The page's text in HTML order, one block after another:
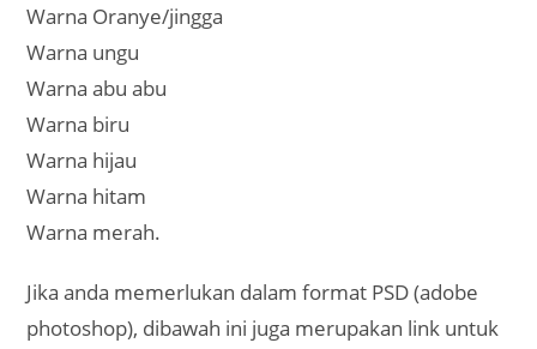
Warna Oranye/jingga
Warna ungu
Warna abu abu
Warna biru
Warna hijau
Warna hitam
Warna merah.
Jika anda memerlukan dalam format PSD (adobe
photoshop), dibawah ini juga merupakan link untuk